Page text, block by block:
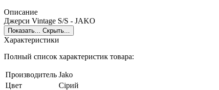
Описание
Джерси Vintage S/S - JAKO
Показать... Скрыть...
Характеристики
Полный список характеристик товара:
Производитель Jako
Цвет
Сірий